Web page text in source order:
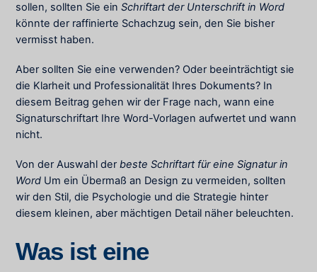
sollen, sollten Sie einSchriftart der Unterschrift in Word
könnte der raffinierte Schachzug sein, den Sie bisher
vermisst haben.
Aber sollten Sie eine verwenden? Oder beeinträchtigt sie
die Klarheit und Professionalität Ihres Dokuments? In
diesem Beitrag gehen wir der Frage nach, wann eine
Signaturschriftart Ihre Word-Vorlagen aufwertet und wann
nicht.
Von der Auswahl derbeste Schriftart für eine Signatur in
Word Um ein Übermaß an Design zu vermeiden, sollten
wir den Stil, die Psychologie und die Strategie hinter
diesem kleinen, aber mächtigen Detail näher beleuchten.
Was ist eine